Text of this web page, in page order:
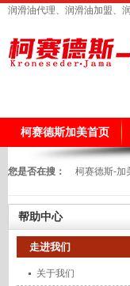
润滑油代理、润滑油加盟、
柯赛德斯加美首页
您是否在搜： 柯赛德斯-加
帮助中心
走进我们
关于我们